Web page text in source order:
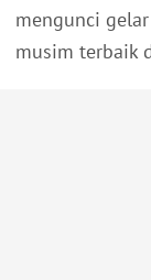
mengunci
musim terbaik